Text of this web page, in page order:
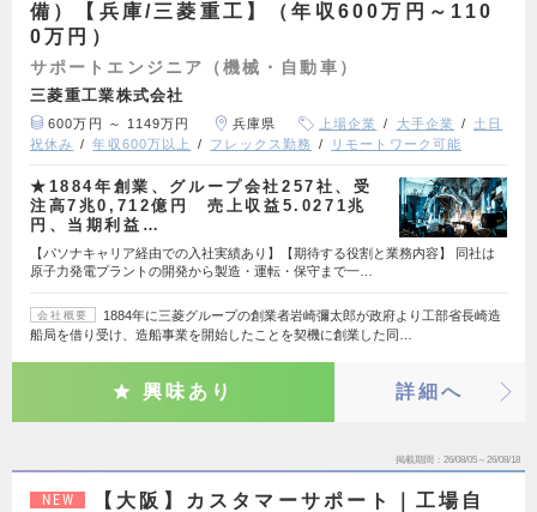
備）【兵庫/三菱重工】（年収600万円～110
0万円）
サポートエンジニア（機械・自動車）
三菱重工業株式会社
600万円 ～ 1149万円 兵庫県 上場企業 大手企業
土日
祝休み
年収600万以上 フレックス勤務 リモートワーク可能
★1884年創業、グループ会社257社、受
注高7兆0,712億円 売上収益5.0271兆
円、当期利益…
【パソナキャリア経由での入社実績あり】【期待する役割と業務内容】 同社は
原子力発電プラントの開発から製造・運転・保守まで一…
会社概要
1884年に三菱グループの創業者岩崎彌太郎が政府より工部省長崎造
船局を借り受け、造船事業を開始したことを契機に創業した同…
興味あり 詳細へ
掲載期間 26/08/05～26/08/18
NEW
【大阪】カスタマーサポート｜工場自